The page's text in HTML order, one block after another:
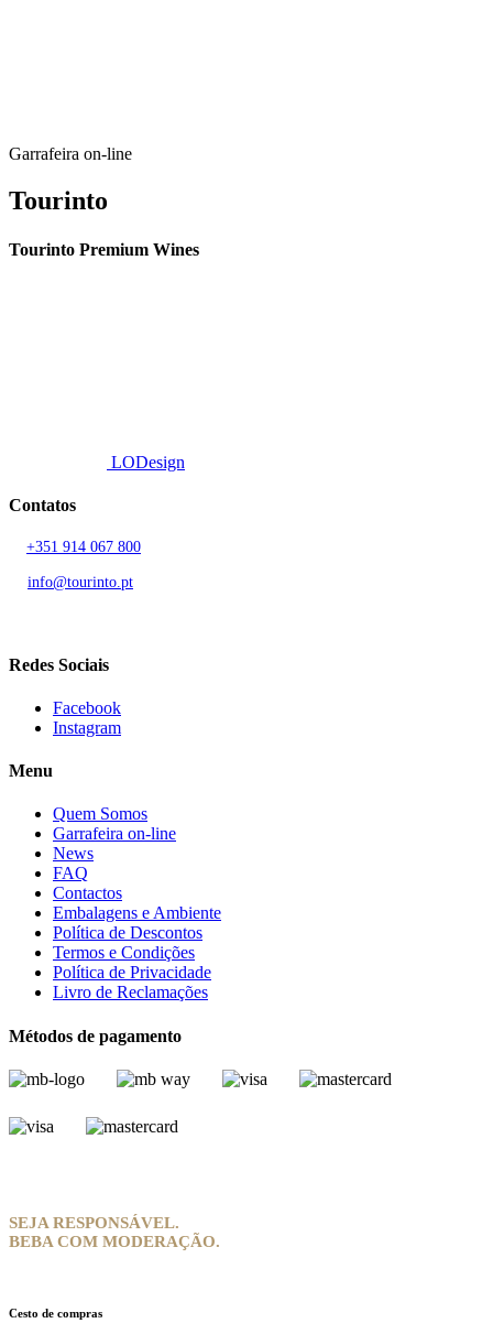
Garrafeira on-line
Tourinto
Tourinto Premium Wines
LODesign
Contatos
+351 914 067 800
info@tourinto.pt
Redes Sociais
Facebook
Instagram
Menu
Quem Somos
Garrafeira on-line
News
FAQ
Contactos
Embalagens e Ambiente
Política de Descontos
Termos e Condições
Política de Privacidade
Livro de Reclamações
Métodos de pagamento
SEJA RESPONSÁVEL.
BEBA COM MODERAÇÃO.
Cesto de compras